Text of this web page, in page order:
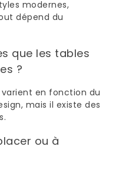
modernes,
dépend du
que les tables
?
varient en fonction du
mais il existe des
ou à